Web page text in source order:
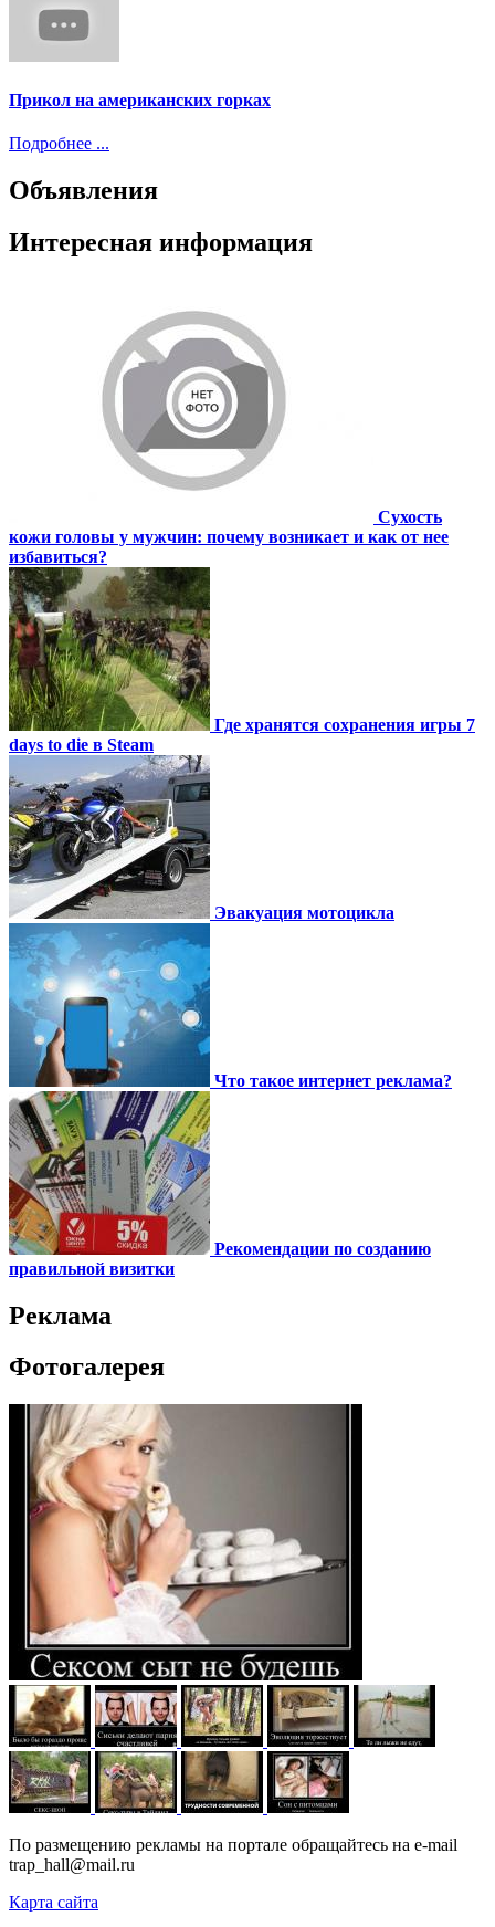
Прикол на американских горках
Подробнее ...
Объявления
Интересная информация
Сухость
кожи головы у мужчин: почему возникает и как от нее
избавиться?
Где хранятся сохранения игры 7
days to die в Steam
Эвакуация мотоцикла
Что такое интернет реклама?
Рекомендации по созданию
правильной визитки
Реклама
Фотогалерея
По размещению рекламы на портале обращайтесь на e-mail
trap_hall@mail.ru
Карта сайта